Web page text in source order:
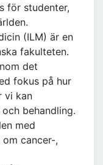
för studenter,
(ILM) är en
fakulteten.
det
fokus på hur
vi kan
behandling.
med
cancer-,